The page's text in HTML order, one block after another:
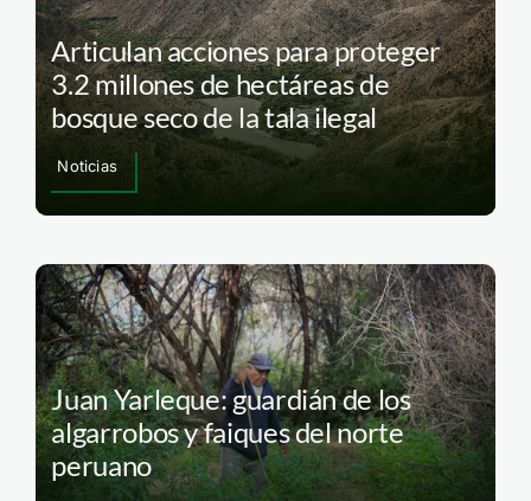
Articulan acciones para proteger
3.2 millones de hectáreas de
bosque seco de la tala ilegal
Noticias
Juan Yarleque: guardián de los
algarrobos y faiques del norte
peruano